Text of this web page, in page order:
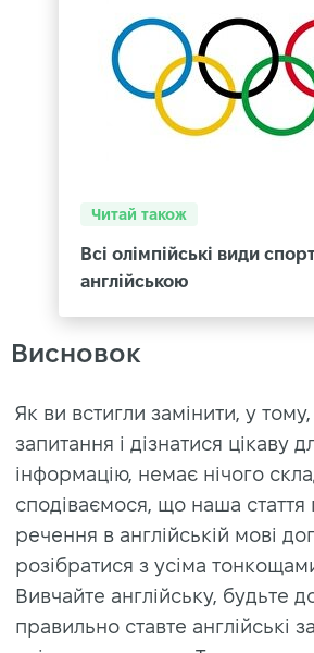
Читай також
Всі олімпійські види
англійською
Висновок
Як ви встигли замінити, у
запитання і дізнатися цікаву
інформацію, немає нічого
сподіваємося, що наша стаття
речення в англійській мові
розібратися з усіма
Вивчайте англійську, будьте
правильно ставте англійські